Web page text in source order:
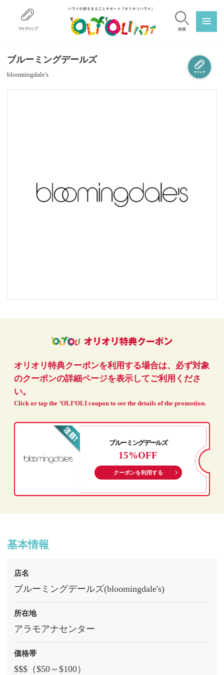
マイクリップ 検索
ブルーミングデールズ
bloomingdale's
オリオリ特典クーポンを利用する場合は、必ず対象
のクーポンの詳細ページを表示してご利用くださ
い。
Click or tap the ’OLI’OLI coupon to see the details of the promotion.
ブルーミングデールズ
15%OFF
クーポンを利用する
基本情報
店名
ブルーミングデールズ(bloomingdale's)
所在地
アラモアナセンター
価格帯
$$$（$50～$100）